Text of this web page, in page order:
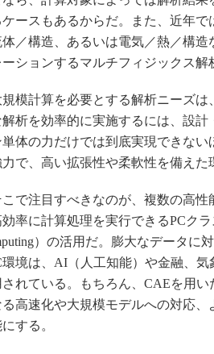
ケースもあるからだ。また、近年
体／構造、あるいは電気／熱／構
ーションするマルチフィジックス
模計算を必要とする解析ニーズは
解析を効率的に実施するには、設
単体の力だけでは到底実現できな
力で、高い拡張性や柔軟性を備えた
で注目すべきなのが、複数の高性
率に計算処理を実行できるPCク
）の活用だ。膨大なデータに
環境は、AI（人工知能）や金融、
れている。もちろん、CAEを用
る高速化や大規模モデルへの対応
する。